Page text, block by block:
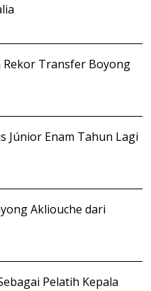
Rekor Transfer Boyong
Júnior Enam Tahun Lagi
Akliouche dari
Pelatih Kepala